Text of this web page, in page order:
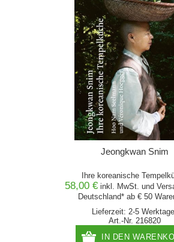
Jeongkwan Snim
Ihre koreanische
58,00 € inkl. MwSt. und
Deutschland* ab € 50
Lieferzeit: 2-5
Art.-Nr. 216820
IN DEN